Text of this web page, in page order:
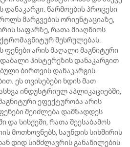
დანაკარგი. წარმოების პროცესი
მარგვების ორიენტაციაზე,
საფარზე, რათა მიაღწიოს
შესრულებას.
არის მაღალი მაგნიტური
ჰისტერეზის დანაკარგით
ბირთვის დანაკარგის
ეს თვისებები ხდის მათ
ინდუსტრიულ აპლიკაციებში,
ეფექტურობა არის
შეიძლება დამზადდეს
და სისქეში, რათა შეესაბამოს
მოთხოვნებს, საუნდის სიხშირის
დიდ სიმძლავრის განაწილების